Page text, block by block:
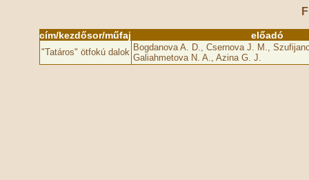
cím/kezdősor/műfaj előadó
"Tatáros" ötfokú dalok Bogdanova A. D., Csernova J. M.,
Galiahmetova N. A., Azina G. J.